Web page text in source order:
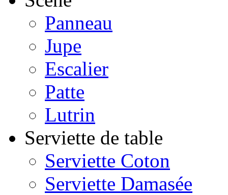
Panneau
Jupe
Escalier
Patte
Lutrin
Serviette de table
Serviette Coton
Serviette Damasée